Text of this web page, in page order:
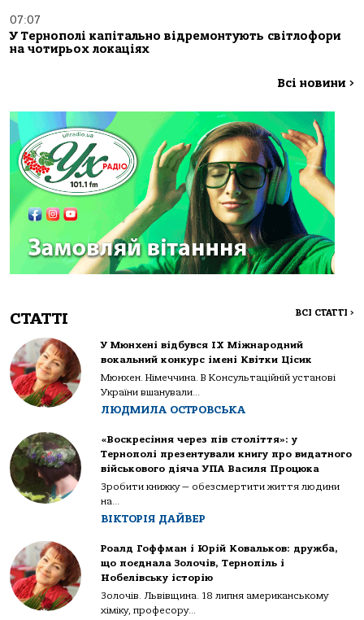
07:07
У Тернополі капітально відремонтують світлофори
на чотирьох локаціях
Всі новини >
СТАТТІ ВСІ СТАТТІ >
У Мюнхені відбувся IX Міжнародний
вокальний конкурс імені Квітки Цісик
Мюнхен. Німеччина. В Консультаційній установі
України вшанували...
ЛЮДМИЛА ОСТРОВСЬКА
«Воскресіння через пів століття»: у
Тернополі презентували книгу про видатного
військового діяча УПА Василя Процюка
Зробити книжку — обезсмертити життя людини
на...
ВІКТОРІЯ ДАЙВЕР
Роалд Гоффман і Юрій Ковальков: дружба,
що поєднала Золочів, Тернопіль і
Нобелівську історію
Золочів. Львівщина. 18 липня американському
хіміку, професору...